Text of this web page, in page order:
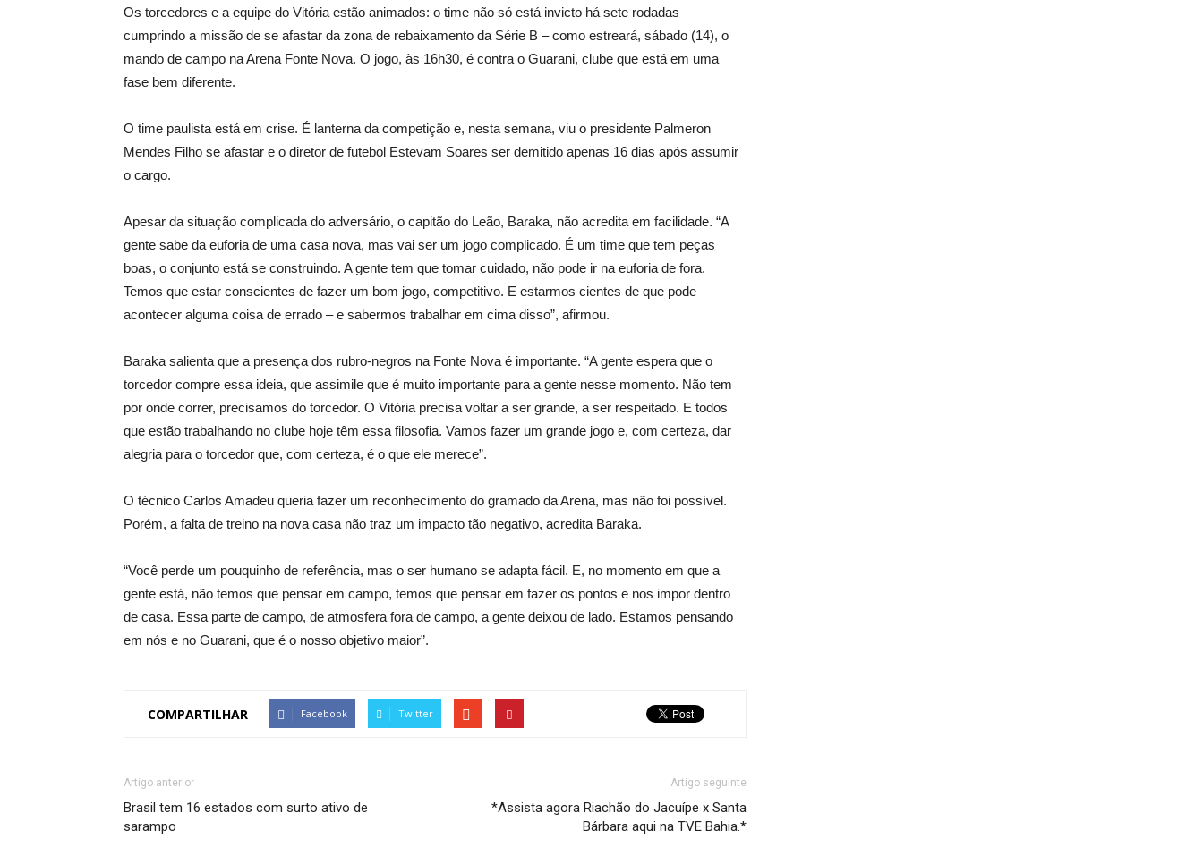
Os torcedores e a equipe do Vitória estão animados: o time não só está invicto há sete rodadas –
cumprindo a missão de se afastar da zona de rebaixamento da Série B – como estreará, sábado (14), o
mando de campo na Arena Fonte Nova. O jogo, às 16h30, é contra o Guarani, clube que está em uma
fase bem diferente.
O time paulista está em crise. É lanterna da competição e, nesta semana, viu o presidente Palmeron
Mendes Filho se afastar e o diretor de futebol Estevam Soares ser demitido apenas 16 dias após assumir
o cargo.
Apesar da situação complicada do adversário, o capitão do Leão, Baraka, não acredita em facilidade. “A
gente sabe da euforia de uma casa nova, mas vai ser um jogo complicado. É um time que tem peças
boas, o conjunto está se construindo. A gente tem que tomar cuidado, não pode ir na euforia de fora.
Temos que estar conscientes de fazer um bom jogo, competitivo. E estarmos cientes de que pode
acontecer alguma coisa de errado – e sabermos trabalhar em cima disso”, afirmou.
Baraka salienta que a presença dos rubro-negros na Fonte Nova é importante. “A gente espera que o
torcedor compre essa ideia, que assimile que é muito importante para a gente nesse momento. Não tem
por onde correr, precisamos do torcedor. O Vitória precisa voltar a ser grande, a ser respeitado. E todos
que estão trabalhando no clube hoje têm essa filosofia. Vamos fazer um grande jogo e, com certeza, dar
alegria para o torcedor que, com certeza, é o que ele merece”.
O técnico Carlos Amadeu queria fazer um reconhecimento do gramado da Arena, mas não foi possível.
Porém, a falta de treino na nova casa não traz um impacto tão negativo, acredita Baraka.
“Você perde um pouquinho de referência, mas o ser humano se adapta fácil. E, no momento em que a
gente está, não temos que pensar em campo, temos que pensar em fazer os pontos e nos impor dentro
de casa. Essa parte de campo, de atmosfera fora de campo, a gente deixou de lado. Estamos pensando
em nós e no Guarani, que é o nosso objetivo maior”.
COMPARTILHAR Facebook Twitter
Artigo anterior
Brasil tem 16 estados com surto ativo de
sarampo
Artigo seguinte
*Assista agora Riachão do Jacuípe x Santa
Bárbara aqui na TVE Bahia.*